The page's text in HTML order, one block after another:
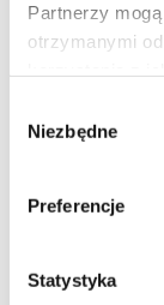
Partnerzy
otrzymanymi
zgody
Niezbędne
Preferencje
Statystyka
Toy Story 5
Zabawki
którym na scenę
reszta ekipy mają
Stanton,
Collins. Premiera
czerwca 2026.